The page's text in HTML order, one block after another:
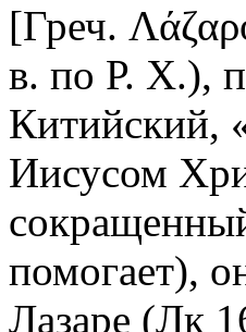
[Греч.
в. по Р. Х.),
Китийский,
Иисусом
помогает),
Лазаре (Лк